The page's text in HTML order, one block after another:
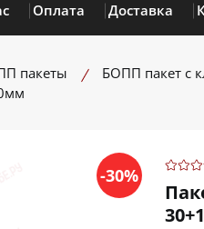
Оплата Доставка
пакеты
БОПП пакет с
-30%